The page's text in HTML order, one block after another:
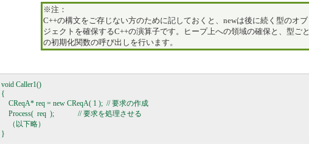
植物工場
知財マネジメント
※注：
C++の構文をご存じない方のために記しておくと、newは後に続く型のオブ
ジェクトを確保するC++の演算子です。ヒープ上への領域の確保と、型ごと
の初期化関数の呼び出しを行います。
void Caller1()
{
    CReqA* req = new CReqA( 1 );  // 要求の作成
    Process(  req  );             // 要求を処理させる
    （以下略）